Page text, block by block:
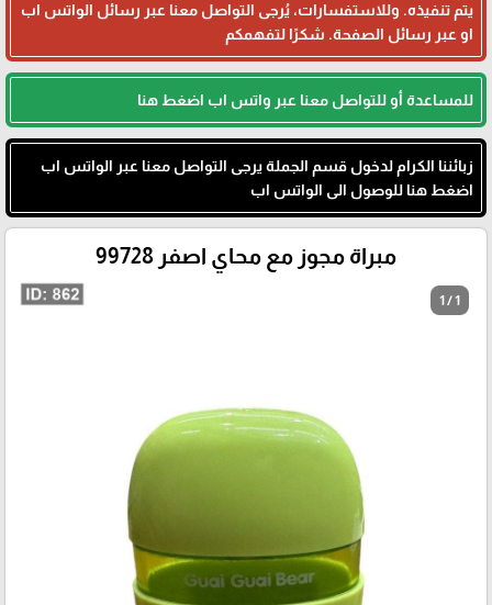
يتم تنفيذه. وللاستفسارات، يُرجى التواصل معنا عبر رسائل الواتس اب
او عبر رسائل الصفحة. شكرًا لتفهمكم
للمساعدة أو للتواصل معنا عبر واتس اب اضغط هنا
زبائننا الكرام لدخول قسم الجملة يرجى التواصل معنا عبر الواتس اب
اضغط هنا للوصول الى الواتس اب
مبراة مجوز مع محاي اصفر 99728
1 / 1